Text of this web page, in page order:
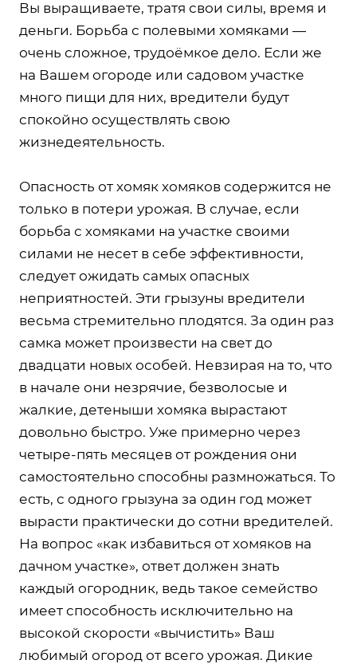
Вы выращиваете, тратя свои силы, время и
деньги. Борьба с полевыми хомяками —
очень сложное, трудоёмкое дело. Если же
на Вашем огороде или садовом участке
много пищи для них, вредители будут
спокойно осуществлять свою
жизнедеятельность.
Опасность от хомяк хомяков содержится не
только в потери урожая. В случае, если
борьба с хомяками на участке своими
силами не несет в себе эффективности,
следует ожидать самых опасных
неприятностей. Эти грызуны вредители
весьма стремительно плодятся. За один раз
самка может произвести на свет до
двадцати новых особей. Невзирая на то, что
в начале они незрячие, безволосые и
жалкие, детеныши хомяка вырастают
довольно быстро. Уже примерно через
четыре-пять месяцев от рождения они
самостоятельно способны размножаться. То
есть, с одного грызуна за один год может
вырасти практически до сотни вредителей.
На вопрос «как избавиться от хомяков на
дачном участке», ответ должен знать
каждый огородник, ведь такое семейство
имеет способность исключительно на
высокой скорости «вычистить» Ваш
любимый огород от всего урожая. Дикие